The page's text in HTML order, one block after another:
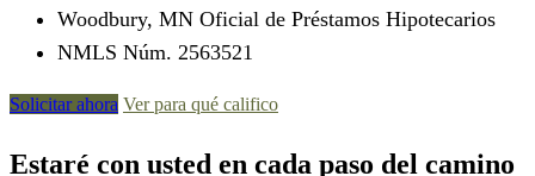
Woodbury, MN Oficial de Préstamos Hipotecarios
NMLS Núm. 2563521
Solicitar ahora Ver para qué califico
Estaré con usted en cada paso del camino